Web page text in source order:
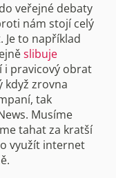
veřejné debaty
nám stojí celý
Je to například
slibuje
i pravicový obrat
když zrovna
tak
Musíme
tahat za kratší
využít internet